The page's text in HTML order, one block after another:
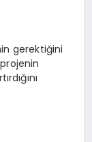
gerektiğini